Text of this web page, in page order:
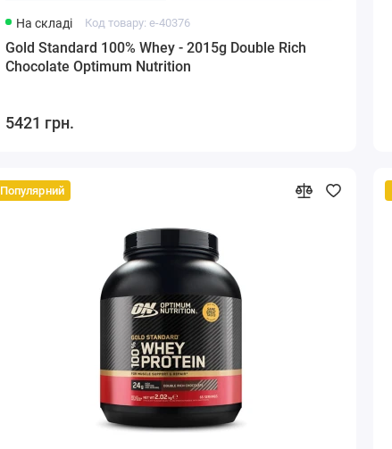
На складі Код товару: e-40376
Gold Standard 100% Whey - 2015g Double Rich
Chocolate Optimum Nutrition
5421 грн.
Популярний